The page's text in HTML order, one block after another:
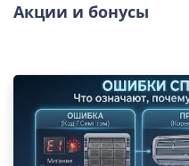
Акции и бонусы